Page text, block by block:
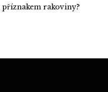
příznakem rakoviny?